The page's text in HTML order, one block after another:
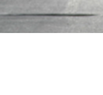
l'article "Fusillade